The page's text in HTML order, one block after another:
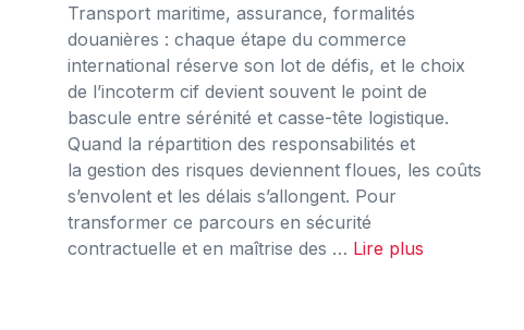
Transport maritime, assurance, formalités
douanières : chaque étape du commerce
international réserve son lot de défis, et le choix
de l’incoterm cif devient souvent le point de
bascule entre sérénité et casse-tête logistique.
Quand la répartition des responsabilités et
la gestion des risques deviennent floues, les coûts
s’envolent et les délais s’allongent. Pour
transformer ce parcours en sécurité
contractuelle et en maîtrise des … Lire plus